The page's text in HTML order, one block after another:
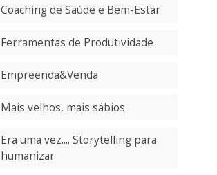
Coaching de Saúde e Bem-Estar
Ferramentas de Produtividade
Empreenda&Venda
Mais velhos, mais sábios
Era uma vez.... Storytelling para
humanizar